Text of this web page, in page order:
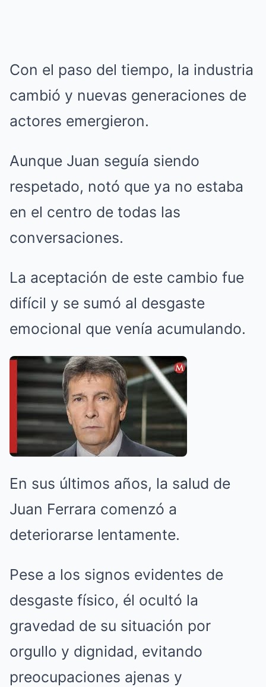
Con el paso del tiempo, la industria
cambió y nuevas generaciones de
actores emergieron.
Aunque Juan seguía siendo
respetado, notó que ya no estaba
en el centro de todas las
conversaciones.
La aceptación de este cambio fue
difícil y se sumó al desgaste
emocional que venía acumulando.
En sus últimos años, la salud de
Juan Ferrara comenzó a
deteriorarse lentamente.
Pese a los signos evidentes de
desgaste físico, él ocultó la
gravedad de su situación por
orgullo y dignidad, evitando
preocupaciones ajenas y